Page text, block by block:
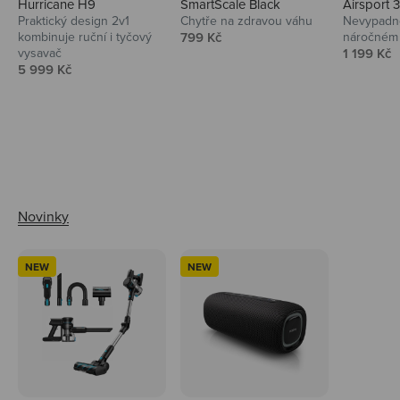
Hurricane H9
Praktický design 2v1
kombinuje ruční i tyčový
vysavač
Prodejní cena
5 999 Kč
SmartScale Black
Chytře na zdravou váhu
Prodejní cena
799 Kč
Airsport
Prodejní
1 199 Kč
NEW NEW